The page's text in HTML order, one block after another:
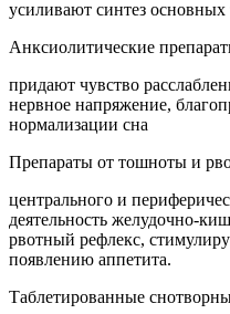
усиливают синтез основных
Анксиолитические
придают чувство
нервное напряжение,
нормализации сна
Препараты от тошноты и
центрального и
деятельность желудочно-
рвотный рефлекс,
появлению аппетита.
Таблетированные